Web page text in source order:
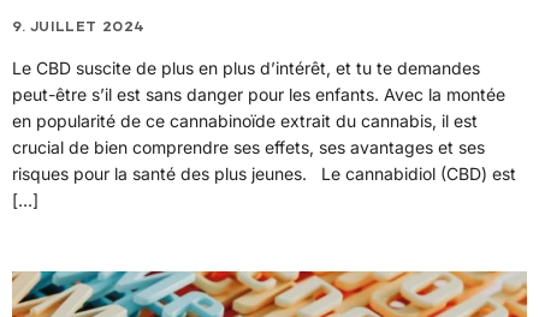
9. JUILLET 2024
Le CBD suscite de plus en plus d’intérêt, et tu te demandes
peut-être s’il est sans danger pour les enfants. Avec la montée
en popularité de ce cannabinoïde extrait du cannabis, il est
crucial de bien comprendre ses effets, ses avantages et ses
risques pour la santé des plus jeunes. Le cannabidiol (CBD) est
[…]